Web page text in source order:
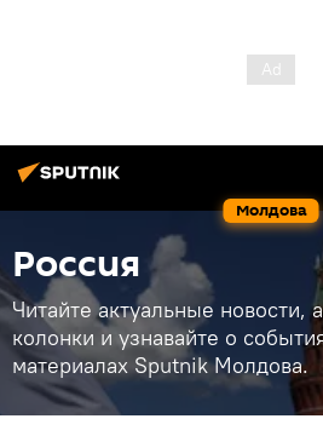
Молдова
Россия
Читайте актуальные новости,
колонки и узнавайте о
материалах Sputnik Молдова.